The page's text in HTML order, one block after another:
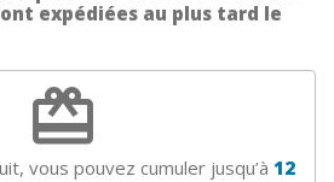
expédiées au plus tard le
redeem
vous pouvez cumuler jusqu’à 12